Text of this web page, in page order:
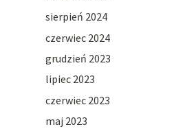
sierpień 2024
czerwiec 2024
grudzień 2023
lipiec 2023
czerwiec 2023
maj 2023